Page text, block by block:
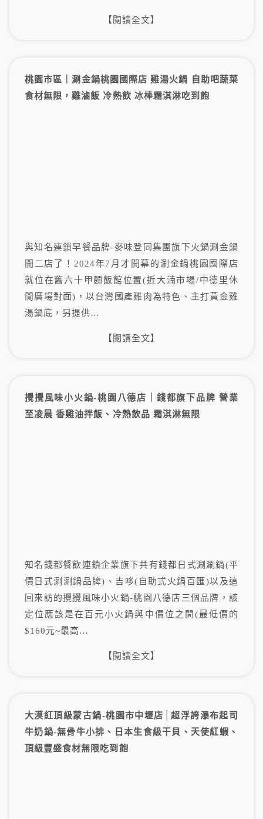
【閱讀全文】
桃園市區｜涮金鍋桃園國際店 雞湯火鍋 自助吧蔬菜
食材無限，雞滷飯 冷熱飲 冰棒霜淇淋吃到飽
與知名連鎖早餐品牌-麥味登同集團旗下火鍋涮金鍋
開二店了！2024年7月才開幕的涮金鍋桃園國際店
就位在舊六十甲麵飯館位置(近大湳市場/中德里休
閒廣場對面)，以台灣國產雞肉為特色、主打黃金雞
湯鍋底，另提供…
【閱讀全文】
攪攪風味小火鍋-桃園八德店｜錢都旗下品牌 營業
至凌晨 香雞油拌飯、冷熱飲品 霜淇淋無限
知名錢都餐飲連鎖企業旗下共有錢都日式涮涮鍋(平
價日式涮涮鍋品牌)、吉哆(自助式火鍋百匯)以及這
回來訪的攪攪風味小火鍋-桃園八德店三個品牌，該
定位應該是在百元小火鍋與中價位之間(最低價的
$160元~最高…
【閱讀全文】
大漠紅頂級蒙古鍋-桃園市中壢店│超浮誇瀑布起司
牛奶鍋-無骨牛小排、日本生食級干貝、天使紅蝦、
頂級豐盛食材無限吃到飽